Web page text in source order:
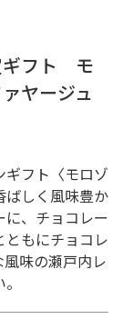
ギフト モ
ヤージュ
フト〈モロゾ
しく風味豊か
、チョコレー
ともにチョコレ
味の瀬戸内レ